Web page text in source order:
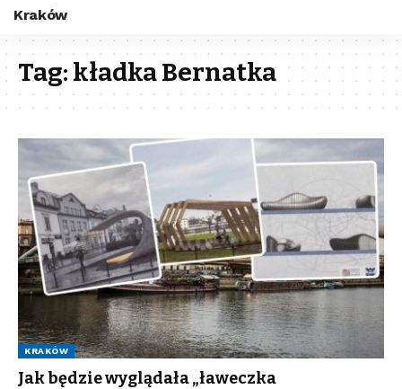
Kraków
Tag:kładka Bernatka
KRAKÓW
Jak będzie wyglądała „ławeczka